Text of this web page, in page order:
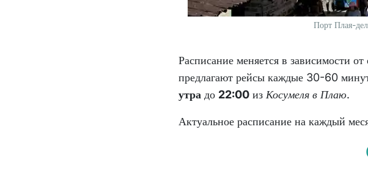
Порт Плая-
Расписание меняется в зависимости
предлагают рейсы каждые 30-60
утра до 22:00 из Косумеля в Плаю.
Актуальное расписание на каждый